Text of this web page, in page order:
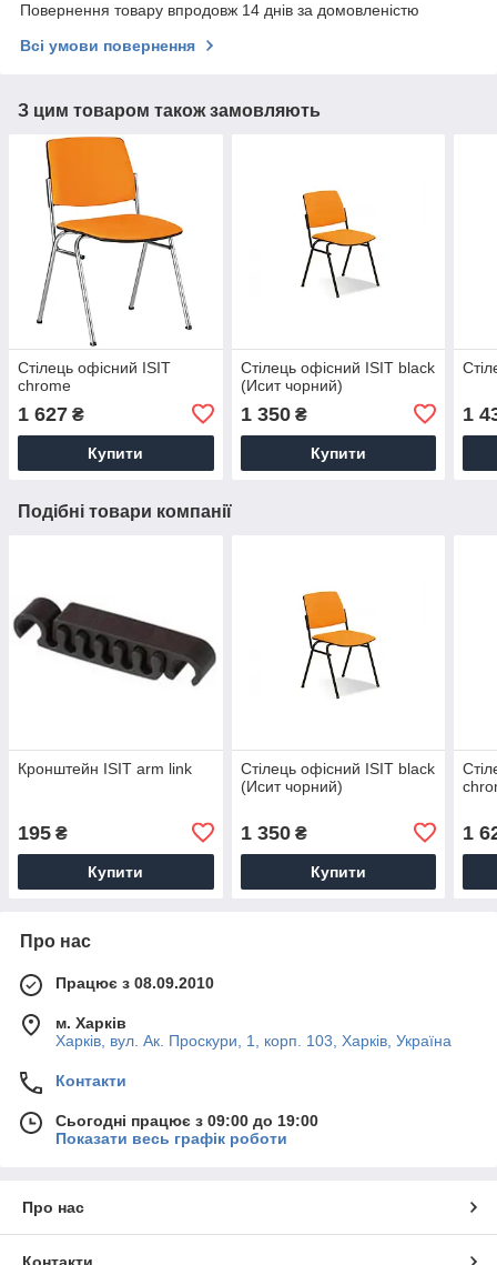
Повернення товару впродовж 14 днів за домовленістю
Всі умови повернення
З цим товаром також замовляють
Стілець офісний ISIT
chrome
1 627 ₴
Купити
Стілець офісний ISIT black
(Исит чорний)
1 350₴
Купити
1
Подібні товари компанії
Кронштейн ISIT arm link
195 ₴
Купити
Стілець офісний ISIT black
(Исит чорний)
1 350₴
Купити
1
Про нас
Працює з 08.09.2010
м. Харків
Харків, вул. Ак. Проскури, 1, корп. 103, Харків, Україна
Контакти
Сьогодні працює з 09:00 до 19:00
Показати весь графік роботи
Про нас
Контакти